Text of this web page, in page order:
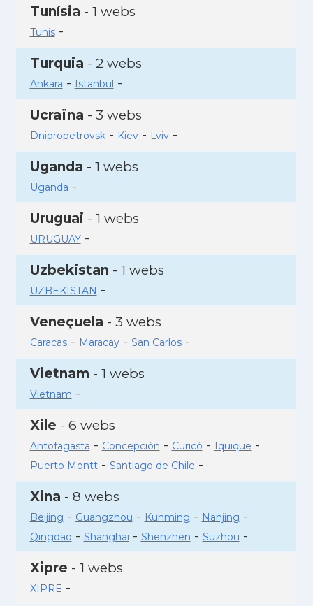
Tunísia - 1 webs
Tunis-
Turquia - 2 webs
Ankara - Istanbul -
Ucraïna - 3 webs
Dnipropetrovsk- Kiev- Lviv-
Uganda - 1 webs
Uganda -
Uruguai - 1 webs
URUGUAY-
Uzbekistan - 1 webs
UZBEKISTAN -
Veneçuela - 3 webs
Caracas- Maracay- San Carlos-
Vietnam - 1 webs
Vietnam -
Xile - 6 webs
Antofagasta - Concepción - Curicó - Iquique -
Puerto Montt- Santiago de Chile -
Xina - 8 webs
Beijing - Guangzhou - Kunming - Nanjing -
Qingdao - Shanghai - Shenzhen - Suzhou -
Xipre - 1 webs
XIPRE -